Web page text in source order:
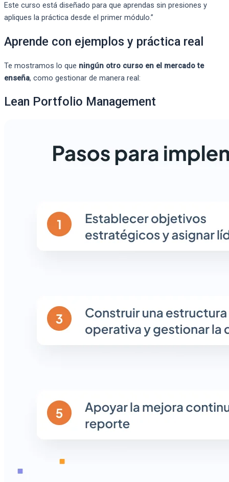
Este curso está diseñado para que aprendas sin presiones y
apliques la práctica desde el primer módulo.”
Aprende con ejemplos y práctica real
Te mostramos lo que ningún otro curso en el mercado te
enseña, como gestionar de manera real:
Lean Portfolio Management